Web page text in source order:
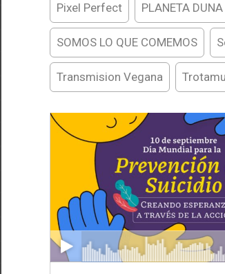
Pixel Perfect PLANETA DUNA
SOMOS LO QUE COMEMOS
Transmision Vegana